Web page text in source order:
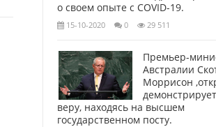
о своем опыте с COVID-19.
15-10-2020 0 29 511
Премьер-
Австралии
Моррисон
веру, находясь на высшем
государственном посту.